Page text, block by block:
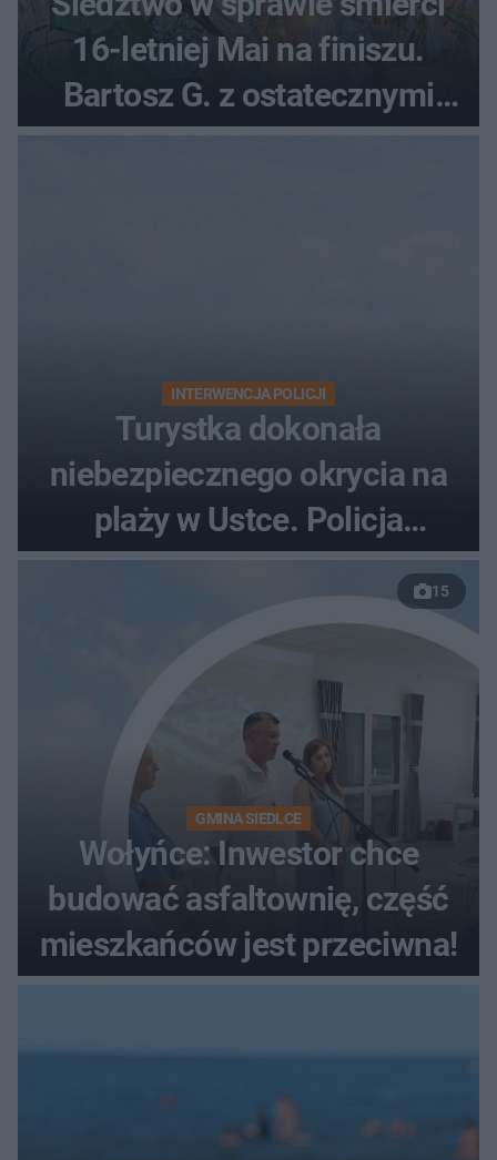
16-letniej Mai na finiszu.
Bartosz G. z ostatecznymi
zarzutami
INTERWENCJA POLICJI
Turystka dokonała
niebezpiecznego okrycia na
plaży w Ustce. Policja
musiała zamknąć odcinek
15
GMINA SIEDLCE
Wołyńce: Inwestor chce
budować asfaltownię, część
mieszkańców jest przeciwna!